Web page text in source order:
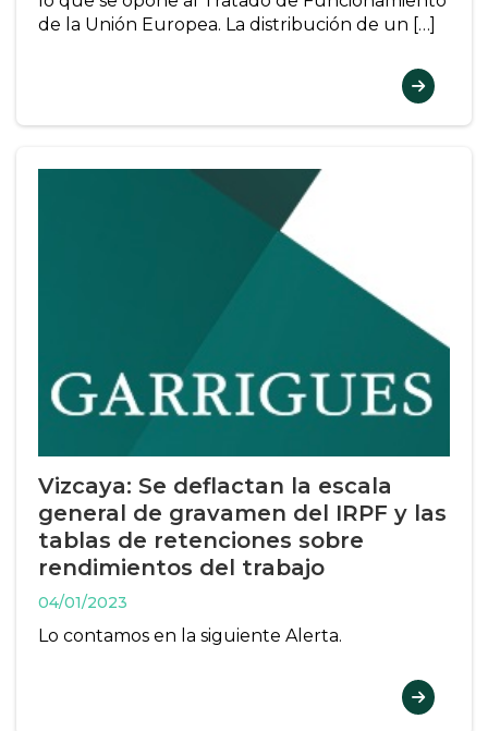
de la Unión Europea. La distribución de un […]
Vizcaya: Se deflactan la escala
general de gravamen del IRPF y las
tablas de retenciones sobre
rendimientos del trabajo
04/01/2023
Lo contamos en la siguiente Alerta.